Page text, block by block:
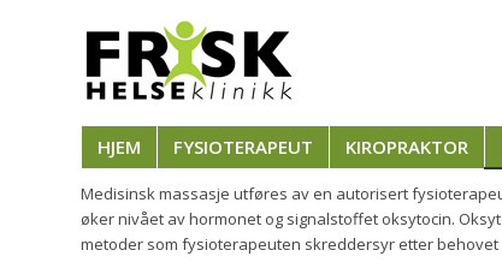
HJEM FYSIOTERAPEUT KIROPRAKTOR
Medisinsk massasje utføres av en autorisert
øker nivået av hormonet og signalstoffet oksytocin.
metoder som fysioterapeuten skreddersyr etter behovet